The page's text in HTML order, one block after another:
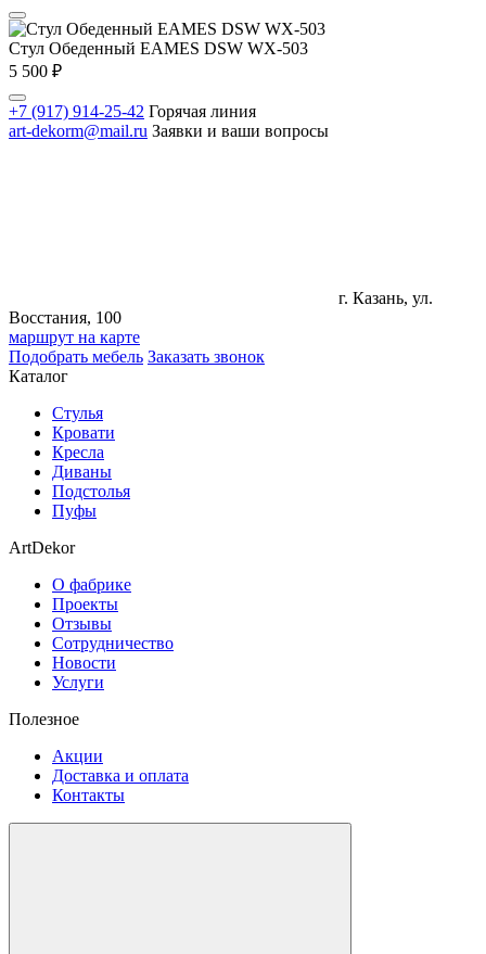
Стул Обеденный EAMES DSW WX-503
5 500 ₽
+7 (917) 914-25-42 Горячая линия
art-dekorm@mail.ru Заявки и ваши вопросы
г. Казань, ул.
Восстания, 100
маршрут на карте
Подобрать мебель Заказать звонок
Каталог
Стулья
Кровати
Кресла
Диваны
Подстолья
Пуфы
ArtDekor
О фабрике
Проекты
Отзывы
Сотрудничество
Новости
Услуги
Полезное
Акции
Доставка и оплата
Контакты